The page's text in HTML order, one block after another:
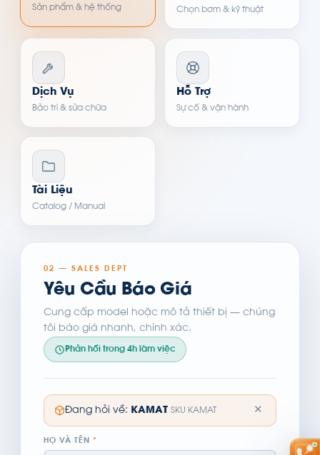
Sản phẩm & hệ thống Chọn bơm & kỹ thuật
Dịch Vụ
Bảo trì & sửa chữa
Hỗ Trợ
Sự cố & vận hành
Tài Liệu
Catalog / Manual
02 — SALES DEPT
Yêu Cầu Báo Giá
Cung cấp model hoặc mô tả thiết bị — chúng
tôi báo giá nhanh, chính xác.
Phản hồi trong 4h làm việc
Đang hỏi về: KAMAT SKU KAMAT ✕
HỌ VÀ TÊN *